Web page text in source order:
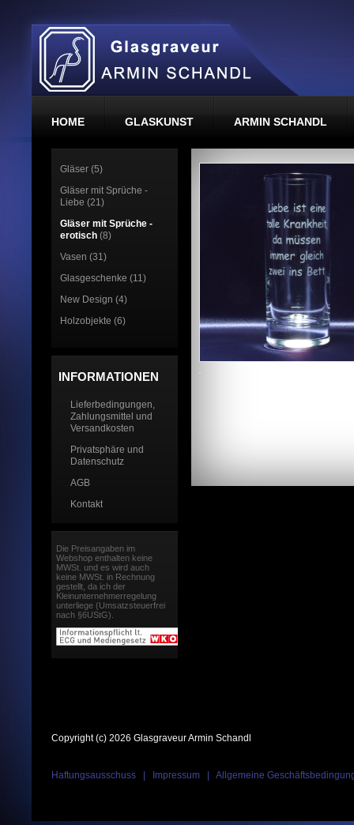
HOME GLASKUNST ARMIN SCHANDL
Gläser (5)
Gläser mit Sprüche -
Liebe (21)
Gläser mit Sprüche -
erotisch (8)
Vasen (31)
Glasgeschenke (11)
New Design (4)
Holzobjekte (6)
INFORMATIONEN
Lieferbedingungen,
Zahlungsmittel und
Versandkosten
Privatsphäre und
Datenschutz
AGB
Kontakt
Die Preisangaben im
Webshop enthalten keine
MWSt. und es wird auch
keine MWSt. in Rechnung
gestellt, da ich der
Kleinunternehmerregelung
unterliege (Umsatzsteuerfrei
nach §6UStG).
Copyright (c) 2026 Glasgraveur Armin Schandl
Haftungsausschuss Impressum Allgemeine